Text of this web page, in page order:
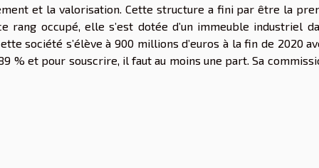
et la valorisation. Cette structure a fini par être la
rang occupé, elle s’est dotée d’un immeuble industriel
société s’élève à 900 millions d’euros à la fin de 2020
% et pour souscrire, il faut au moins une part. Sa